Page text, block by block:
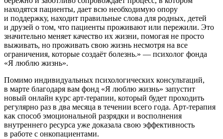
находятся пациенты, дает всю необходимую опору
и поддержку, находит правильные слова для родных, детей
и друзей о том, что пациенты проживают или пережили. Это
значительно меняет качество их жизни, помогая не просто
выживать, но проживать свою жизнь несмотря на все
ограничения, которые создаёт болезнь.» — психолог фонда
«Я люблю жизнь».
Помимо индивидуальных психологических консультаций,
в марте благодаря вам фонд «Я люблю жизнь» запустит
новый онлайн курс арт-терапии, который будет проходить
регулярно раз в два месяца в течении всего года. Арт-терапия
как способ эмоциональной разрядки и восполнения
внутреннего ресурса уже доказала свою эффективность
в работе с онкопациентами.